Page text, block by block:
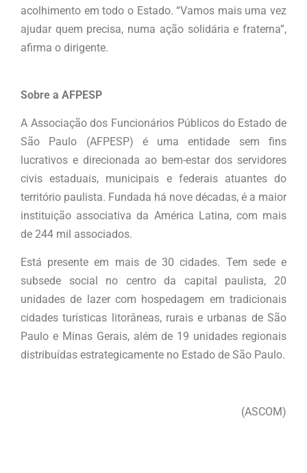
acolhimento em todo o Estado. “Vamos mais uma vez
ajudar quem precisa, numa ação solidária e fraterna”,
afirma o dirigente.
Sobre a AFPESP
A Associação dos Funcionários Públicos do Estado de
São Paulo (AFPESP) é uma entidade sem fins
lucrativos e direcionada ao bem-estar dos servidores
civis estaduais, municipais e federais atuantes do
território paulista. Fundada há nove décadas, é a maior
instituição associativa da América Latina, com mais
de 244 mil associados.
Está presente em mais de 30 cidades. Tem sede e
subsede social no centro da capital paulista, 20
unidades de lazer com hospedagem em tradicionais
cidades turísticas litorâneas, rurais e urbanas de São
Paulo e Minas Gerais, além de 19 unidades regionais
distribuídas estrategicamente no Estado de São Paulo.
(ASCOM)